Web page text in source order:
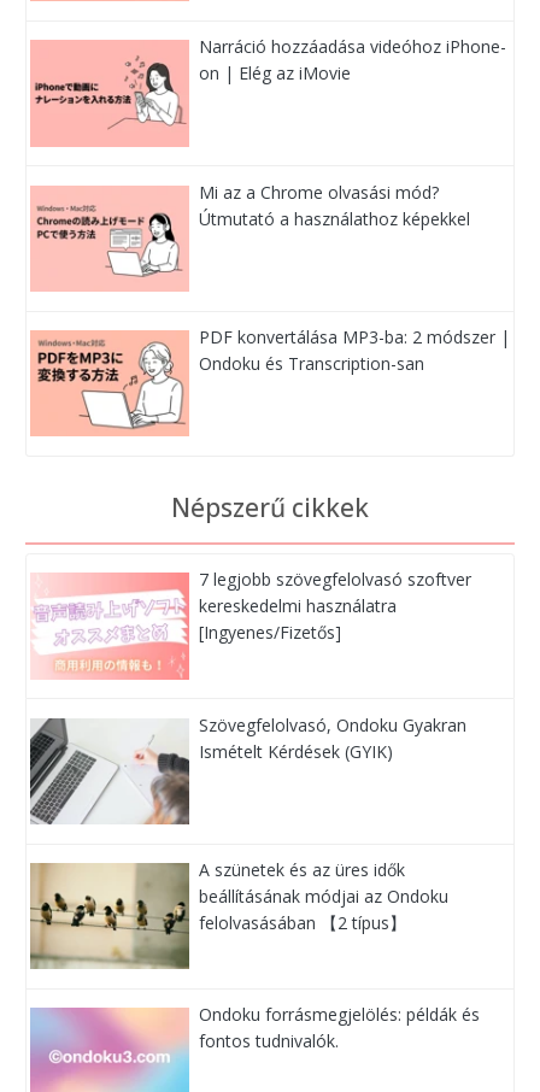
Narráció hozzáadása videóhoz iPhone-
on | Elég az iMovie
Mi az a Chrome olvasási mód?
Útmutató a használathoz képekkel
PDF konvertálása MP3-ba: 2 módszer |
Ondoku és Transcription-san
Népszerű cikkek
7 legjobb szövegfelolvasó szoftver
kereskedelmi használatra
[Ingyenes/Fizetős]
Szövegfelolvasó, Ondoku Gyakran
Ismételt Kérdések (GYIK)
A szünetek és az üres idők
beállításának módjai az Ondoku
felolvasásában 【2 típus】
Ondoku forrásmegjelölés: példák és
fontos tudnivalók.